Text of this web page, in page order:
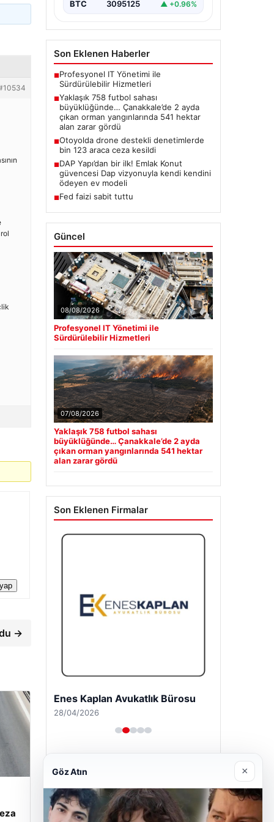
→
BTC 3095125 ▲ +0.96%
Son Eklenen Haberler
■Profesyonel IT Yönetimi ile
Sürdürülebilir Hizmetleri
■Yaklaşık 758 futbol sahası
büyüklüğünde… Çanakkale’de 2 ayda
çıkan orman yangınlarında 541 hektar
alan zarar gördü
■Otoyolda drone destekli denetimlerde
bin 123 araca ceza kesildi
■DAP Yapı’dan bir ilk! Emlak Konut
güvencesi Dap vizyonuyla kendi kendini
ödeyen ev modeli
■Fed faizi sabit tuttu
Güncel
08/08/2026
Profesyonel IT Yönetimi ile
Sürdürülebilir Hizmetleri
07/08/2026
Yaklaşık 758 futbol sahası
büyüklüğünde… Çanakkale’de 2 ayda
çıkan orman yangınlarında 541 hektar
alan zarar gördü
Son Eklenen Firmalar
Enes Kaplan Avukatlık Bürosu
28/04/2026
Göz Atın ×